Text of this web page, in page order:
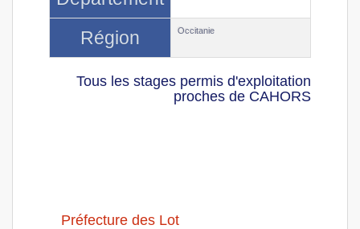
Région Occitanie
Tous les stages permis d'exploitation
proches de CAHORS
Préfecture des Lot